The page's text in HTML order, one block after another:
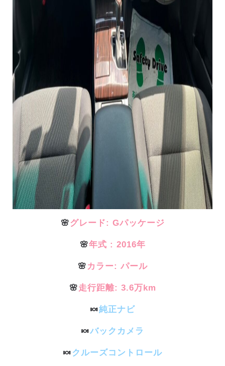
🌸グレード: Gパッケージ
🌸年式 : 2016年
🌸 カラー: パール
🌸走行距離: 3.6万km
🍬純正ナビ
🍬バックカメラ
🍬 クルーズコントロール